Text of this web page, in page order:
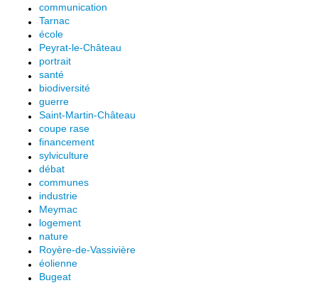
communication
Tarnac
école
Peyrat-le-Château
portrait
santé
biodiversité
guerre
Saint-Martin-Château
coupe rase
financement
sylviculture
débat
communes
industrie
Meymac
logement
nature
Royère-de-Vassivière
éolienne
Bugeat